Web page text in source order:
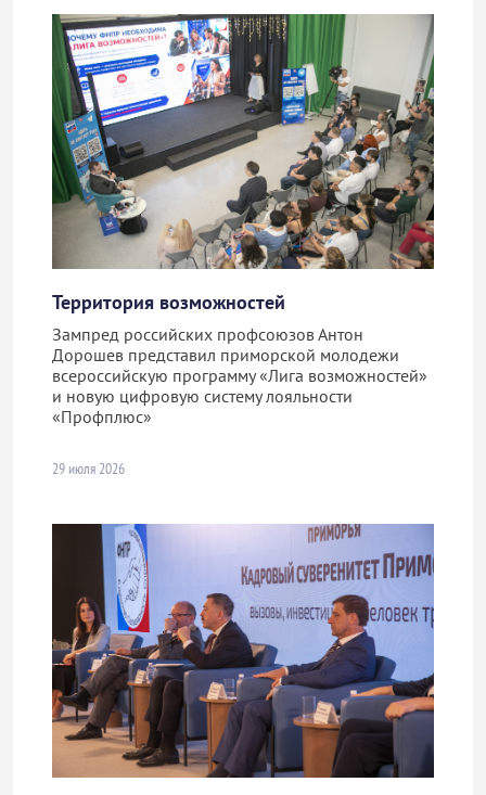
Территория возможностей
Зампред российских профсоюзов Антон
Дорошев представил приморской молодежи
всероссийскую программу «Лига возможностей»
и новую цифровую систему лояльности
«Профплюс»
29 июля 2026